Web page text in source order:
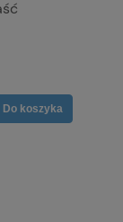
Do koszyka